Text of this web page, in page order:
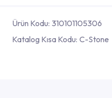
Ürün Kodu: 310101105306
Katalog Kısa Kodu: C-Stone